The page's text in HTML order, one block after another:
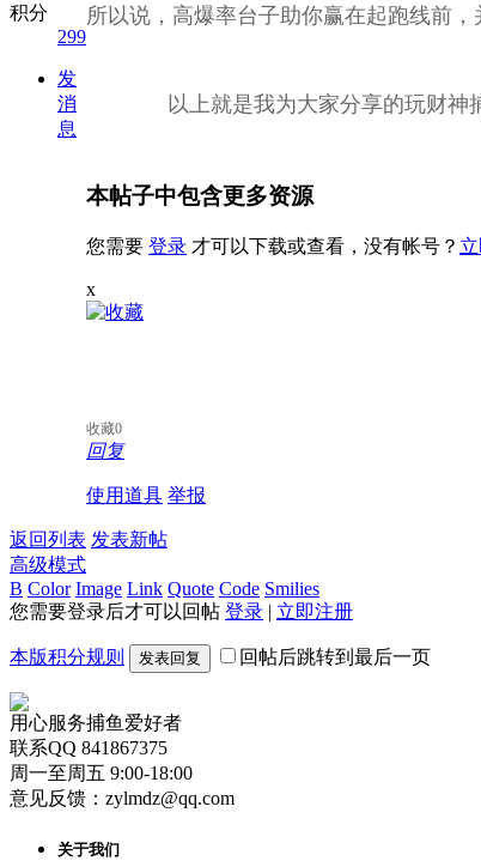
积分
299
发
消
息
所以说，高爆率台子助你赢在起跑线前
以上就是我为大家分享的玩财神捕
本帖子中包含更多资源
您需要 登录 才可以下载或查看，没有帐号？
x
收藏0
回复
使用道具 举报
返回列表 发表新帖
高级模式
B Color Image Link Quote Code Smilies
您需要登录后才可以回帖 登录 | 立即注册
本版积分规则 发表回复 回帖后跳转到最后一页
用心服务捕鱼爱好者
联系QQ 841867375
周一至周五 9:00-18:00
意见反馈：zylmdz@qq.com
关于我们